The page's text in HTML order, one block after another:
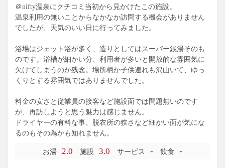
＠nifty温泉にクチコミ当初から見かけたこの施設。
温泉利用の無いことからなかなか訪問する機会がありません
でしたが、天気のいい日に行ってみました。
浴場はジェット浴が多く、造りとしてはスーパー銭湯そのも
のです。浴槽が細かい分、利用者が多いと開放的な雰囲気に
欠けてしまうのが残念。場所柄か子供連れも沢山いて、ゆっ
くりとする雰囲気ではありませんでした。
料金の安さと従業員の接客など施設面では問題無いのです
が、再訪しようと思う魅力は感じません。
ドライヤーの有料な事、脱衣所の狭さなど細かい面が気にな
るのもその為かも知れません。
お湯 2.0 施設 3.0 サービス - 飲食 -